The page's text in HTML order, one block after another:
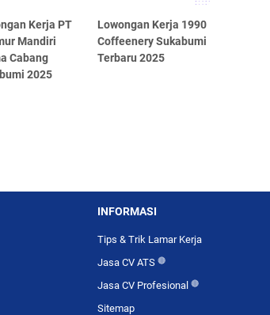
Kerja PT
Mandiri
Cabang
2025
Lowongan Kerja 1990
Coffeenery Sukabumi
Terbaru 2025
INFORMASI
Tips & Trik Lamar Kerja
Jasa CV ATS 🔴
Jasa CV Profesional 🔴
Sitemap